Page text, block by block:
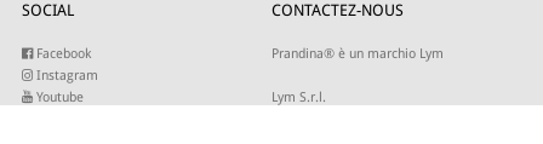
SOCIAL
Facebook
Instagram
Youtube
CONTACTEZ-NOUS
Prandina® è un marchio Lym
Lym S.r.l.